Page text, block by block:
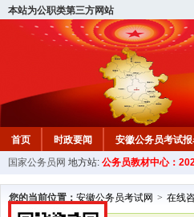
本站为公职类第三方网站
首页 时政要闻 安徽公务员考试报
安徽公务员行测试题 在线咨询
国家公务员网 地方站: 公务员教材中心：
您的当前位置： 安徽公务员考试网 > 在线